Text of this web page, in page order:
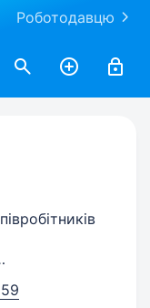
Роботодавцю